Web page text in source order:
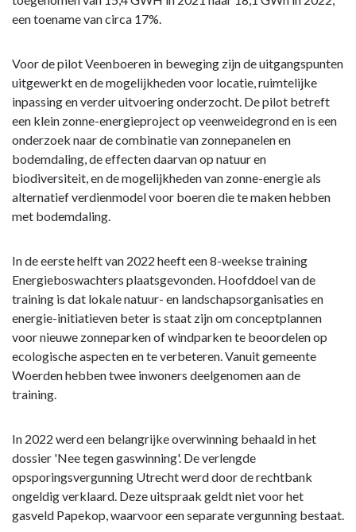
een toename van circa 17%.
Voor de pilot Veenboeren in beweging zijn de uitgangspunten
uitgewerkt en de mogelijkheden voor locatie, ruimtelijke
inpassing en verder uitvoering onderzocht. De pilot betreft
een klein zonne-energieproject op veenweidegrond en is een
onderzoek naar de combinatie van zonnepanelen en
bodemdaling, de effecten daarvan op natuur en
biodiversiteit, en de mogelijkheden van zonne-energie als
alternatief verdienmodel voor boeren die te maken hebben
met bodemdaling.
In de eerste helft van 2022 heeft een 8-weekse training
Energieboswachters plaatsgevonden. Hoofddoel van de
training is dat lokale natuur- en landschapsorganisaties en
energie-initiatieven beter is staat zijn om conceptplannen
voor nieuwe zonneparken of windparken te beoordelen op
ecologische aspecten en te verbeteren. Vanuit gemeente
Woerden hebben twee inwoners deelgenomen aan de
training.
In 2022 werd een belangrijke overwinning behaald in het
dossier 'Nee tegen gaswinning'. De verlengde
opsporingsvergunning Utrecht werd door de rechtbank
ongeldig verklaard. Deze uitspraak geldt niet voor het
gasveld Papekop, waarvoor een separate vergunning bestaat.